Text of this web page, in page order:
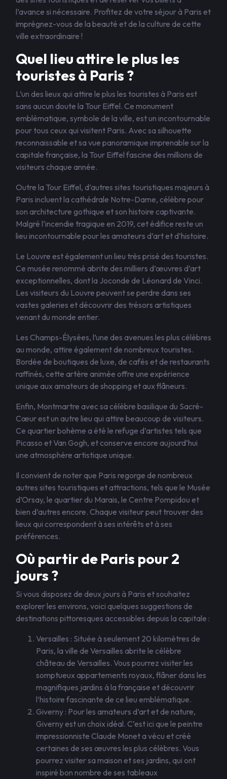
l’avance si nécessaire. Profitez de votre séjour à Paris et
imprégnez-vous de la beauté et de la culture de cette
ville extraordinaire !
Quel lieu attire le plus les
touristes à Paris ?
L’un des lieux qui attire le plus les touristes à Paris est
sans aucun doute la Tour Eiffel. Ce monument
emblématique, symbole de la ville, est un incontournable
pour tous ceux qui visitent Paris. Avec sa silhouette
reconnaissable et sa vue panoramique imprenable sur la
capitale française, la Tour Eiffel fascine des millions de
visiteurs chaque année.
Outre la Tour Eiffel, d’autres sites touristiques majeurs à
Paris incluent la cathédrale Notre-Dame, célèbre pour
son architecture gothique et son histoire captivante.
Malgré l’incendie tragique en 2019, cet édifice reste un
lieu incontournable pour les amateurs d’art et d’histoire.
Le Louvre est également un lieu très prisé des touristes.
Ce musée renommé abrite des milliers d’œuvres d’art
exceptionnelles, dont la Joconde de Léonard de Vinci.
Les visiteurs du Louvre peuvent se perdre dans ses
vastes galeries et découvrir des trésors artistiques
venant du monde entier.
Les Champs-Élysées, l’une des avenues les plus célèbres
au monde, attire également de nombreux touristes.
Bordée de boutiques de luxe, de cafés et de restaurants
raffinés, cette artère animée offre une expérience
unique aux amateurs de shopping et aux flâneurs.
Enfin, Montmartre avec sa célèbre basilique du Sacré-
Cœur est un autre lieu qui attire beaucoup de visiteurs.
Ce quartier bohème a été le refuge d’artistes tels que
Picasso et Van Gogh, et conserve encore aujourd’hui
une atmosphère artistique unique.
Il convient de noter que Paris regorge de nombreux
autres sites touristiques et attractions, tels que le Musée
d’Orsay, le quartier du Marais, le Centre Pompidou et
bien d’autres encore. Chaque visiteur peut trouver des
lieux qui correspondent à ses intérêts et à ses
préférences.
Où partir de Paris pour 2
jours ?
Si vous disposez de deux jours à Paris et souhaitez
explorer les environs, voici quelques suggestions de
destinations pittoresques accessibles depuis la capitale :
Versailles : Située à seulement 20 kilomètres de
Paris, la ville de Versailles abrite le célèbre
château de Versailles. Vous pourrez visiter les
somptueux appartements royaux, flâner dans les
magnifiques jardins à la française et découvrir
l’histoire fascinante de ce lieu emblématique.
Giverny : Pour les amateurs d’art et de nature,
Giverny est un choix idéal. C’est ici que le peintre
impressionniste Claude Monet a vécu et créé
certaines de ses œuvres les plus célèbres. Vous
pourrez visiter sa maison et ses jardins, qui ont
inspiré bon nombre de ses tableaux